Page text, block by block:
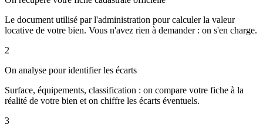
Le document utilisé par l'administration pour calculer la valeur
locative de votre bien. Vous n'avez rien à demander : on s'en charge.
2
On analyse pour identifier les écarts
Surface, équipements, classification : on compare votre fiche à la
réalité de votre bien et on chiffre les écarts éventuels.
3